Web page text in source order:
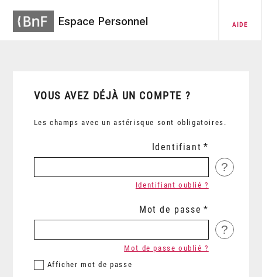
Espace Personnel AIDE
VOUS AVEZ DÉJÀ UN COMPTE ?
Les champs avec un astérisque sont obligatoires.
Identifiant
?
Identifiant oublié ?
Mot de passe
?
Afficher mot de passe
Mot de passe oublié ?